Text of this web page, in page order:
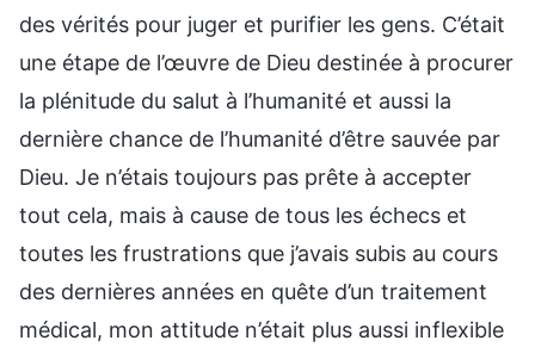
des vérités pour juger et purifier les gens. C’était
une étape de l’œuvre de Dieu destinée à procurer
la plénitude du salut à l’humanité et aussi la
dernière chance de l’humanité d’être sauvée par
Dieu. Je n’étais toujours pas prête à accepter
tout cela, mais à cause de tous les échecs et
toutes les frustrations que j’avais subis au cours
des dernières années en quête d’un traitement
médical, mon attitude n’était plus aussi inflexible